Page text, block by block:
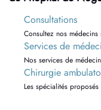
Consultations
Consultez nos
Services de
Nos services de
Chirurgie
Les spécialités